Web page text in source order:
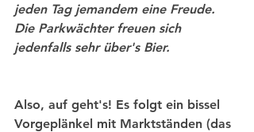
jeden Tag jemandem eine Freude.
Die Parkwächter freuen sich
jedenfalls sehr über's Bier.
Also, auf geht's! Es folgt ein bissel
Vorgeplänkel mit Marktständen (das